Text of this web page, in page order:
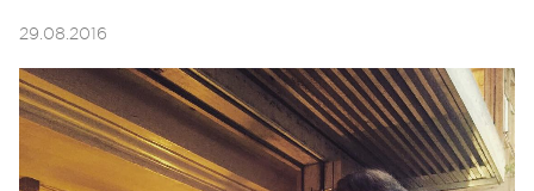
29.08.2016